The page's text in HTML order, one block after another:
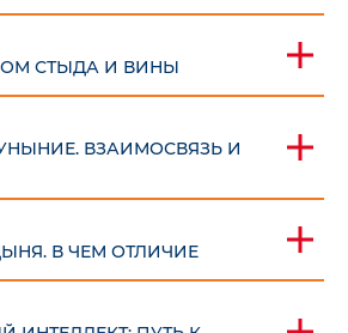
СТЫДА И ВИНЫ
ВЗАИМОСВЯЗЬ И
В ЧЕМ ОТЛИЧИЕ